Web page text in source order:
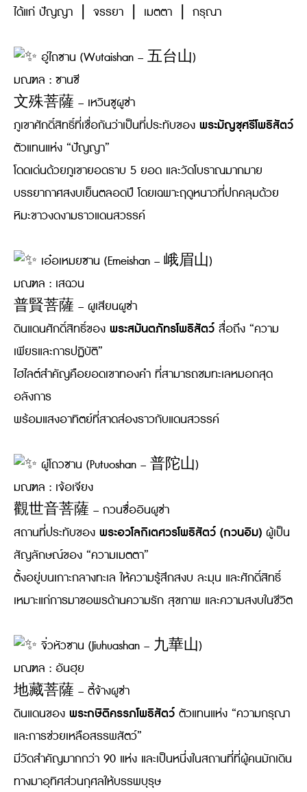
ได้แก่ ปัญญา ❘ จรรยา ❘ เมตตา ❘ กรุณา
อู่ไถซาน (Wutaishan – 五台山)
มณฑล : ซานซี
文殊菩薩 – เหวินซูผูซ่า
ภูเขาศักดิ์สิทธิ์ที่เชื่อกันว่าเป็นที่ประทับของ พระมัญชุศรีโพธิสัตว์
ตัวแทนแห่ง “ปัญญา”
โดดเด่นด้วยภูเขายอดราบ 5 ยอด และวัดโบราณมากมาย
บรรยากาศสงบเย็นตลอดปี โดยเฉพาะฤดูหนาวที่ปกคลุมด้วย
หิมะขาวงดงามราวแดนสวรรค์
เอ๋อเหมยซาน (Emeishan – 峨眉山)
มณฑล : เสฉวน
普賢菩薩 – ผูเสียนผูซ่า
ดินแดนศักดิ์สิทธิ์ของ พระสมันตภัทรโพธิสัตว์ สื่อถึง “ความ
เพียรและการปฏิบัติ”
ไฮไลต์สำคัญคือยอดเขาทองคำ ที่สามารถชมทะเลหมอกสุด
อลังการ
พร้อมแสงอาทิตย์ที่สาดส่องราวกับแดนสวรรค์
ผู่โถวซาน (Putuoshan – 普陀山)
มณฑล : เจ้อเจียง
觀世音菩薩 – กวนซื่ออินผูซ่า
สถานที่ประทับของ พระอวโลกิเตศวรโพธิสัตว์ (กวนอิม) ผู้เป็น
สัญลักษณ์ของ “ความเมตตา”
ตั้งอยู่บนเกาะกลางทะเล ให้ความรู้สึกสงบ ละมุน และศักดิ์สิทธิ์
เหมาะแก่การมาขอพรด้านความรัก สุขภาพ และความสงบในชีวิต
จิ่วหัวซาน (Jiuhuashan – 九華山)
มณฑล : อันฮุย
地藏菩薩 – ตี้จ้างผูซ่า
ดินแดนของ พระกษิติครรภโพธิสัตว์ ตัวแทนแห่ง “ความกรุณา
และการช่วยเหลือสรรพสัตว์”
มีวัดสำคัญมากกว่า 90 แห่ง และเป็นหนึ่งในสถานที่ที่ผู้คนมักเดิน
ทางมาอุทิศส่วนกุศลให้บรรพบุรุษ